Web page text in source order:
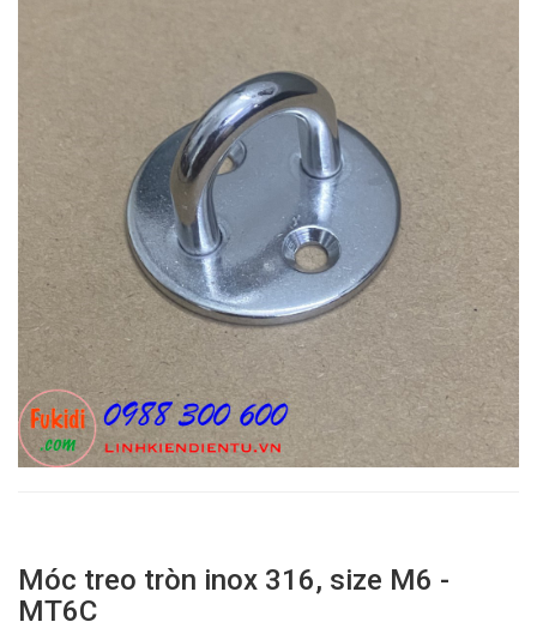
Móc treo tròn inox 316, size M6 -
MT6C